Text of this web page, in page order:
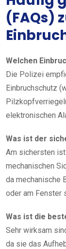
(FAQs)
Welchen
Die Polizei
Einbruchschutz
elektronischen
Was ist der
Am sichersten
mechanischen
da mechanische
oder am Fenster
Was ist die
Sehr wirksam
da sie das